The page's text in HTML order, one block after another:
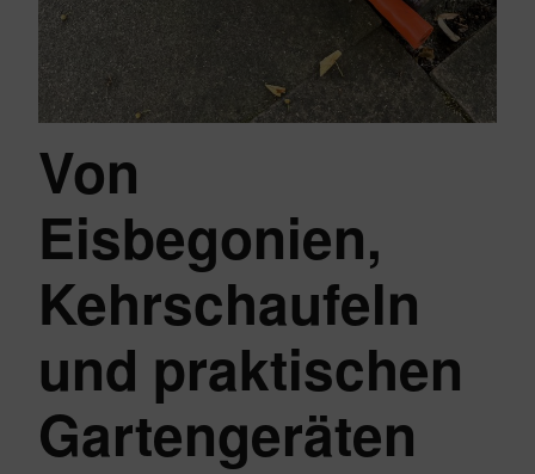
Von
Eisbegonien,
Kehrschaufeln
und praktischen
Gartengeräten